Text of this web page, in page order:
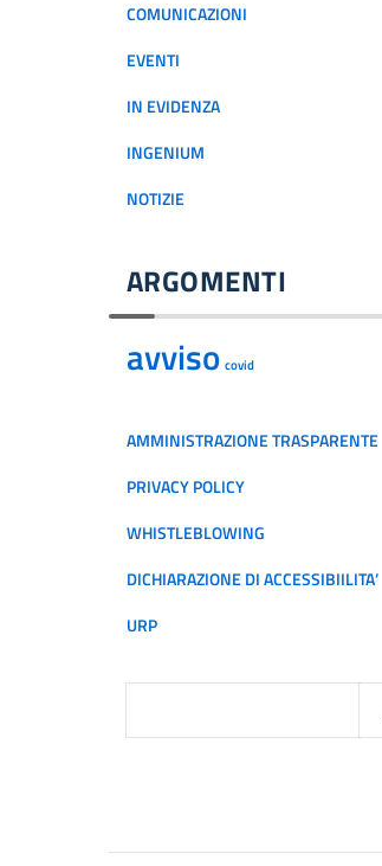
COMUNICAZIONI
EVENTI
IN EVIDENZA
INGENIUM
NOTIZIE
ARGOMENTI
avviso covid
AMMINISTRAZIONE TRASPARENTE
PRIVACY POLICY
WHISTLEBLOWING
DICHIARAZIONE DI ACCESSIBIILITA’
URP
per: